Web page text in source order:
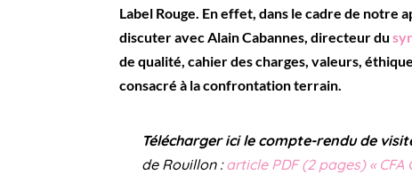
Label Rouge. En effet, dans le cadre de notre
discuter avec Alain Cabannes, directeur du
de qualité, cahier des charges, valeurs,
consacré à la confrontation terrain.
Télécharger ici le compte-rendu de
de Rouillon :article PDF (2 pages) «